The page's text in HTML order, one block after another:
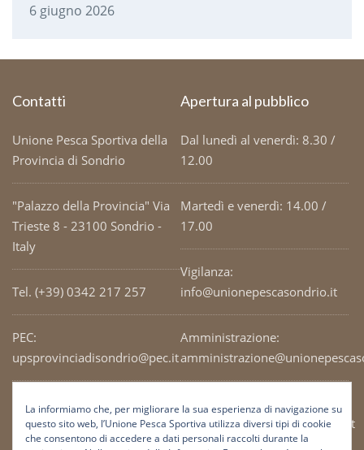
6 giugno 2026
Contatti
Unione Pesca Sportiva della
Provincia di Sondrio
"Palazzo della Provincia" Via
Trieste 8 - 23100 Sondrio -
Italy
Tel. (+39) 0342 217 257
PEC:
upsprovinciadisondrio@pec.it
Codice Fiscale: 93003690141
Apertura al pubblico
Dal lunedì al venerdì: 8.30 /
12.00
Martedì e venerdì: 14.00 /
17.00
Vigilanza:
info@unionepescasondrio.it
Amministrazione:
Ufficio tecnico:
tecnico@unionepescasondrio.it
La informiamo che, per migliorare la sua esperienza di navigazione su
questo sito web, l’Unione Pesca Sportiva utilizza diversi tipi di cookie
che consentono di accedere a dati personali raccolti durante la